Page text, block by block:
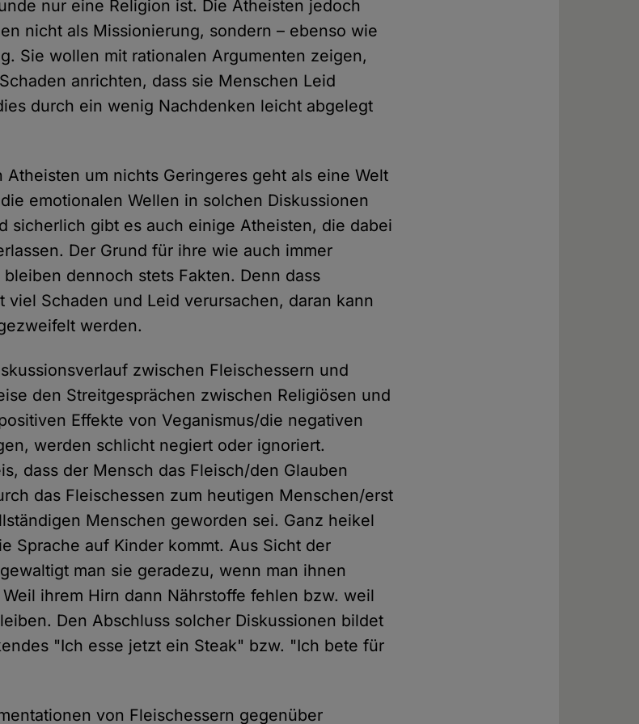
nur eine Religion ist. Die Atheisten jedoch
nicht als Missionierung, sondern – ebenso wie
Sie wollen mit rationalen Argumenten zeigen,
anrichten, dass sie Menschen Leid
durch ein wenig Nachdenken leicht abgelegt
Atheisten um nichts Geringeres geht als eine Welt
emotionalen Wellen in solchen Diskussionen
sicherlich gibt es auch einige Atheisten, die dabei
Der Grund für ihre wie auch immer
dennoch stets Fakten. Denn dass
viel Schaden und Leid verursachen, daran kann
werden.
zwischen Fleischessern und
den Streitgesprächen zwischen Religiösen und
Effekte von Veganismus/die negativen
werden schlicht negiert oder ignoriert.
dass der Mensch das Fleisch/den Glauben
das Fleischessen zum heutigen Menschen/erst
Menschen geworden sei. Ganz heikel
Sprache auf Kinder kommt. Aus Sicht der
man sie geradezu, wenn man ihnen
ihrem Hirn dann Nährstoffe fehlen bzw. weil
Den Abschluss solcher Diskussionen bildet
"Ich esse jetzt ein Steak" bzw. "Ich bete für
von Fleischessern gegenüber